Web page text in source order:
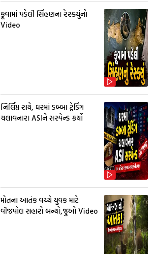
કૂવામાં પડેલી સિંહણના રેસ્ક્યુંનો
Video
નિર્લિપ્ત રાયે, ઘરમાં ડબ્બા ટ્રેડિંગ
ચલાવનારા ASIને સસ્પેન્ડ કર્યો
મોતના આતંક વચ્ચે યુવક માટે
વીજપોલ સહારો બન્યો,જુઓ Video